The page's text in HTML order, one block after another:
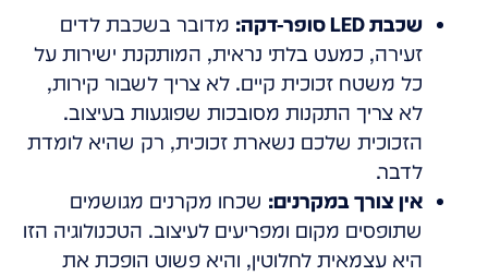
שכבת LED סופר-דקה:
מדובר בשכבת לדים
זעירה, כמעט בלתי נראית, המותקנת ישירות על
כל משטח זכוכית קיים. לא צריך לשבור קירות,
לא צריך התקנות מסובכות שפוגעות בעיצוב.
הזכוכית שלכם נשארת זכוכית, רק שהיא לומדת
לדבר.
אין צורך במקרנים: שכחו מקרנים מגושמים
שתופסים מקום ומפריעים לעיצוב. הטכנולוגיה הזו
היא עצמאית לחלוטין, והיא פשוט הופכת את